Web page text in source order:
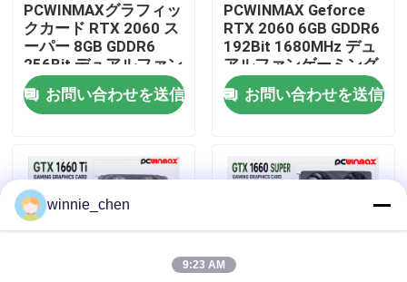
品質管理
私達に連絡しなさい
引用を要求しなさい
ゲーミング グラフィック カード
マイニング グラフィック カード
PCWINMAXグラフィッ
クカード RTX 2060 ス
ーパー 8GB GDDR6
256Bit デュアルファン
GPU HD+3DPレイトレ
ーシング ゲームPC用
OEM卸売
お問い合わせを送信
PCWINMAX Geforce
RTX 2060 6GB GDDR6
192Bit 1680MHz デュ
アルファンゲーミング
グラフィックカード
HD/DP/DVI デスクトッ
プ・コンピュータ向け
お問い合わせを送信
winnie_chen
9:23 AM